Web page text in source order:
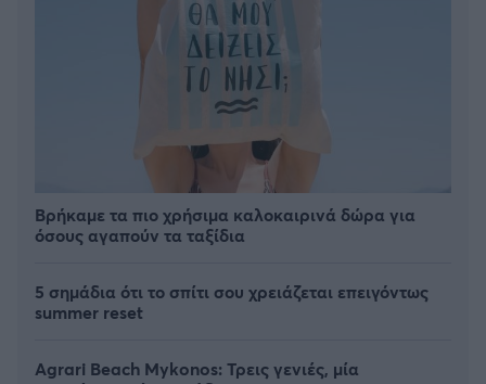
Βρήκαμε τα πιο χρήσιμα καλοκαιρινά δώρα για
όσους αγαπούν τα ταξίδια
5 σημάδια ότι το σπίτι σου χρειάζεται επειγόντως
summer reset
Agrari Beach Mykonos: Τρεις γενιές, μία